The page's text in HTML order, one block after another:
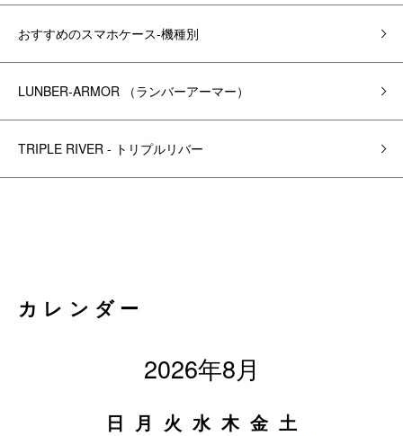
おすすめのスマホケース-機種別
LUNBER-ARMOR （ランバーアーマー）
TRIPLE RIVER - トリプルリバー
カレンダー
2026年8月
日 月 火 水 木 金 土